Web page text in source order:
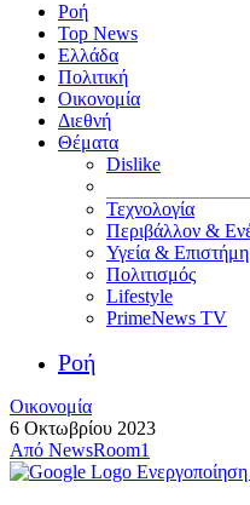
Ροή
Top News
Ελλάδα
Πολιτική
Οικονομία
Διεθνή
Θέματα
Dislike
Τεχνολογία
Περιβάλλον &
Υγεία & Επιστήμη
Πολιτισμός
Lifestyle
PrimeNews TV
Ροή
Οικονομία
6 Οκτωβρίου 2023
Από NewsRoom1